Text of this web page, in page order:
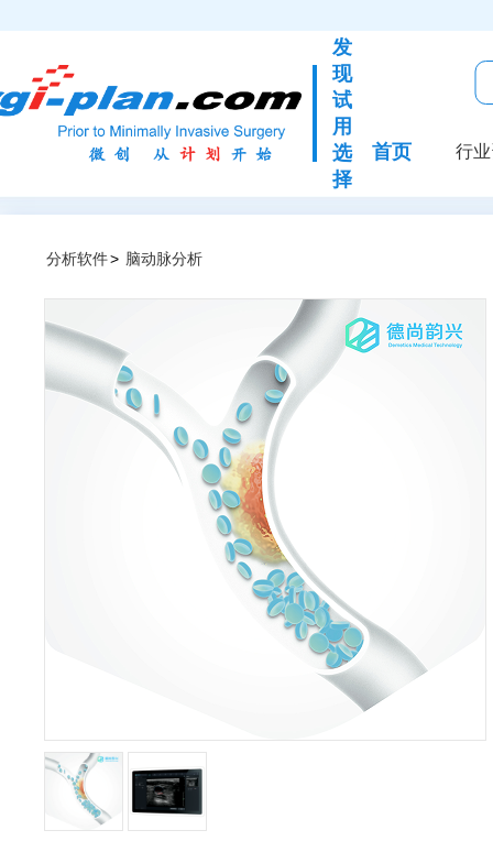
发
现
试
用
选
择
首页 行
分析软件> 脑动脉分析